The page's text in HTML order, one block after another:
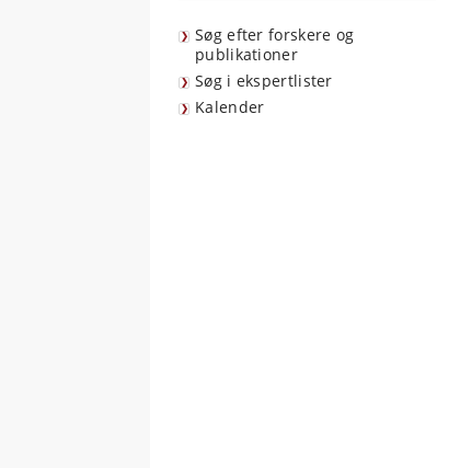
Søg efter forskere og
publikationer
Søg i ekspertlister
Kalender